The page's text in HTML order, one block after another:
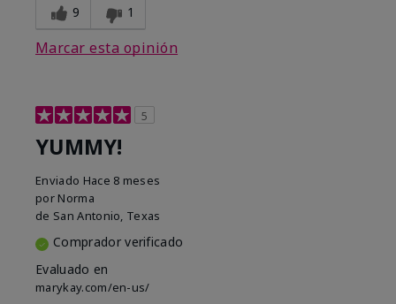
9 1
Marcar esta opinión
5
YUMMY!
Enviado Hace 8 meses
por Norma
de San Antonio, Texas
Comprador verificado
Evaluado en
marykay.com/en-us/